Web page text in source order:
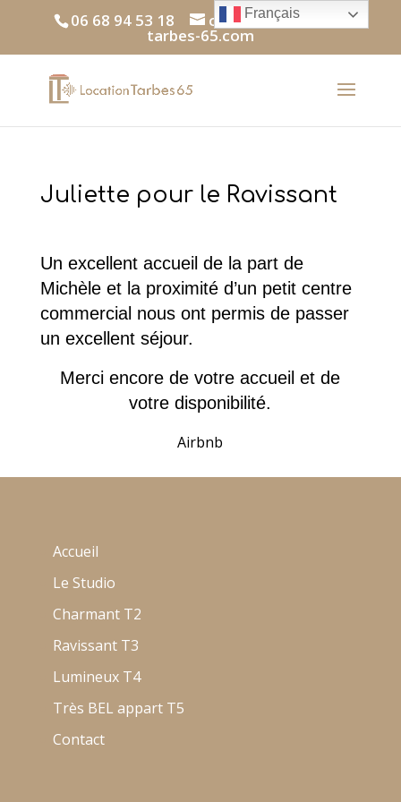
06 68 94 53 18 contact@location-
tarbes-65.com
Juliette pour le Ravissant
Un excellent accueil de la part de
Michèle et la proximité d’un petit centre
commercial nous ont permis de passer
un excellent séjour.
Merci encore de votre accueil et de
votre disponibilité.
Airbnb
Accueil
Le Studio
Charmant T2
Ravissant T3
Lumineux T4
Très BEL appart T5
Contact
Français